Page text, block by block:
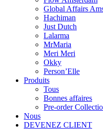
Global Affairs
Hachiman
Just Dutch
Lalarma
MrMaria
Meri Meri
Okky
Person’Elle
Produits
Tous
Bonnes affaires
Pre-order
Nous
DEVENEZ CLIENT